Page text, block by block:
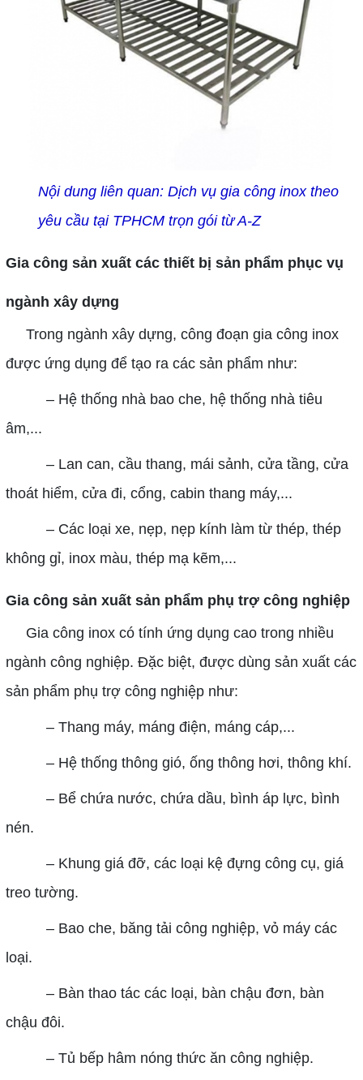
Nội dung liên quan: Dịch vụ gia công inox theo
yêu cầu tại TPHCM trọn gói từ A-Z
Gia công sản xuất các thiết bị sản phẩm phục vụ
ngành xây dựng
Trong ngành xây dựng, công đoạn gia công inox
được ứng dụng để tạo ra các sản phẩm như:
– Hệ thống nhà bao che, hệ thống nhà tiêu
âm,...
– Lan can, cầu thang, mái sảnh, cửa tầng, cửa
thoát hiểm, cửa đi, cổng, cabin thang máy,...
– Các loại xe, nẹp, nẹp kính làm từ thép, thép
không gỉ, inox màu, thép mạ kẽm,...
Gia công sản xuất sản phẩm phụ trợ công nghiệp
Gia công inox có tính ứng dụng cao trong nhiều
ngành công nghiệp. Đặc biệt, được dùng sản xuất các
sản phẩm phụ trợ công nghiệp như:
– Thang máy, máng điện, máng cáp,...
– Hệ thống thông gió, ống thông hơi, thông khí.
– Bể chứa nước, chứa dầu, bình áp lực, bình
nén.
– Khung giá đỡ, các loại kệ đựng công cụ, giá
treo tường.
– Bao che, băng tải công nghiệp, vỏ máy các
loại.
– Bàn thao tác các loại, bàn chậu đơn, bàn
chậu đôi.
– Tủ bếp hâm nóng thức ăn công nghiệp.